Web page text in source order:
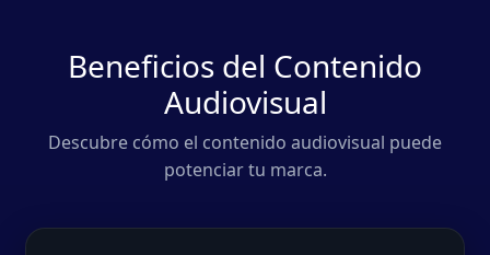
Beneficios del Contenido
Audiovisual
Descubre cómo el contenido audiovisual puede
potenciar tu marca.